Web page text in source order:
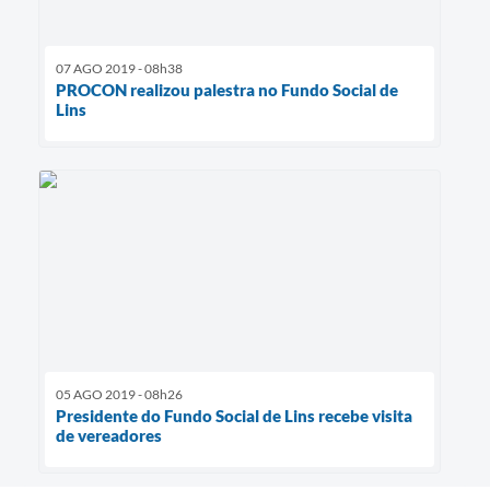
07 AGO 2019 - 08h38
PROCON realizou palestra no Fundo Social de
Lins
05 AGO 2019 - 08h26
Presidente do Fundo Social de Lins recebe visita
de vereadores